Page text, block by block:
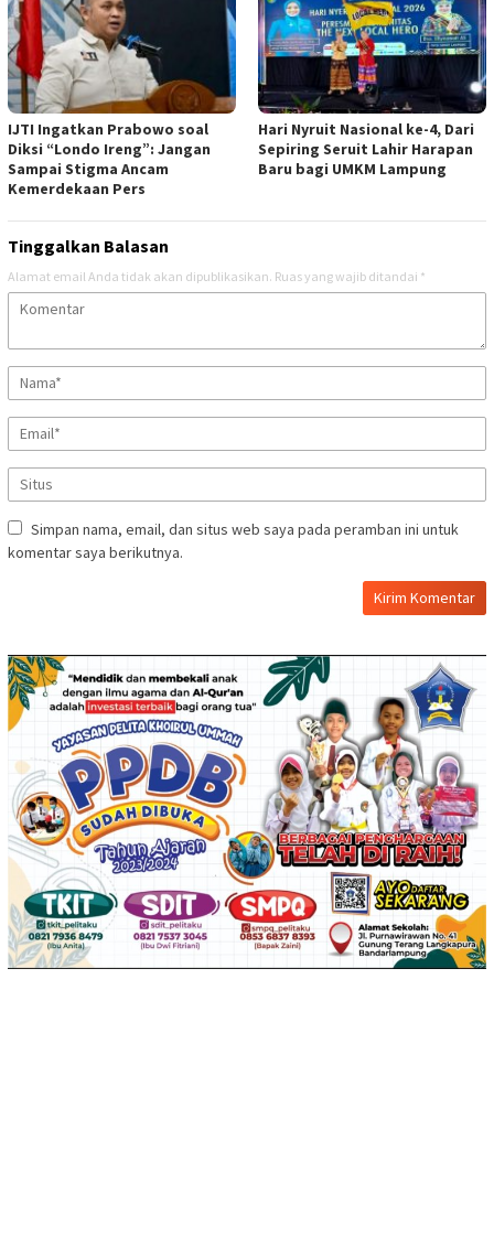
IJTI Ingatkan Prabowo soal
Diksi “Londo Ireng”: Jangan
Sampai Stigma Ancam
Kemerdekaan Pers
Hari Nyruit Nasional ke-4, Dari
Sepiring Seruit Lahir Harapan
Baru bagi UMKM Lampung
Tinggalkan Balasan
Alamat email Anda tidak akan dipublikasikan. Ruas yang wajib ditandai *
Simpan nama, email, dan situs web saya pada peramban ini untuk
komentar saya berikutnya.